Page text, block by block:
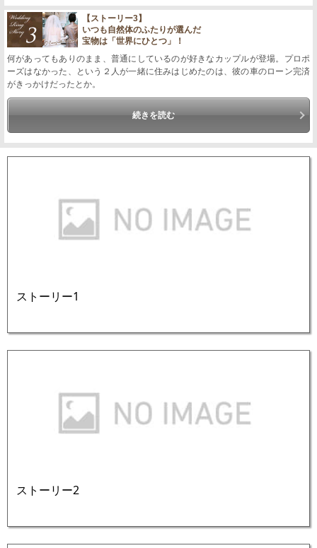
【ストーリー3】
いつも自然体のふたりが選んだ
宝物は「世界にひとつ」！
何があってもありのまま、普通にしているのが好きなカップルが登場。プロポ
ーズはなかった、という２人が一緒に住みはじめたのは、彼の車のローン完済
がきっかけだったとか。
続きを読む
ストーリー1
ストーリー2